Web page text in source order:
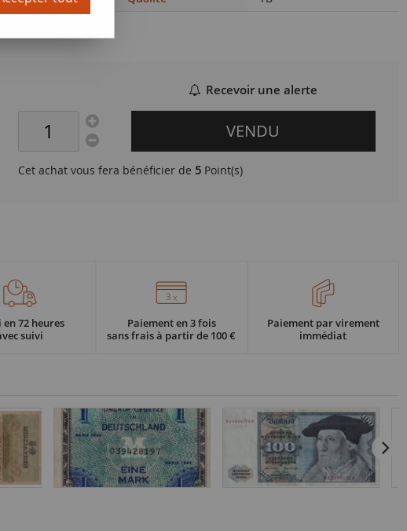
Recevoir une alerte
VENDU
Cet achat vous fera bénéficier de 5 Point(s)
en 72 heures
suivi
Paiement en 3 fois
sans frais à partir de 100 €
Paiement par virement
immédiat